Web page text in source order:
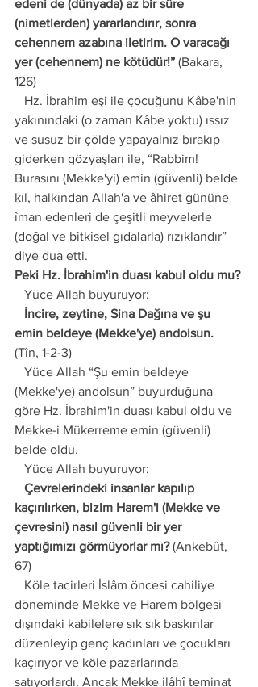
edeni de (dünyada) az bir süre
(nimetlerden) yararlandırır, sonra
cehennem azabına iletirim. O varacağı
yer (cehennem) ne kötüdür!” (Bakara,
126)
yakınındaki (o zaman Kâbe yoktu) ıssız
ve susuz bir çölde yapayalnız bırakıp
giderken gözyaşları ile, “Rabbim!
Burasını (Mekke'yi) emin (güvenli) belde
kıl, halkından Allah'a ve âhiret gününe
îman edenleri de çeşitli meyvelerle
(doğal ve bitkisel gıdalarla) rızıklandır”
diye dua etti.
Peki Hz. İbrahim'in duası kabul oldu mu?
   Yüce Allah buyuruyor:
emin beldeye (Mekke'ye) andolsun.
(Tîn, 1-2-3)
(Mekke'ye) andolsun” buyurduğuna
göre Hz. İbrahim'in duası kabul oldu ve
Mekke-i Mükerreme emin (güvenli)
belde oldu.
   Yüce Allah buyuruyor:
kaçırılırken, bizim Harem'i (Mekke ve
çevresini) nasıl güvenli bir yer
yaptığımızı görmüyorlar mı? (Ankebût,
67)
döneminde Mekke ve Harem bölgesi
dışındaki kabilelere sık sık baskınlar
düzenleyip genç kadınları ve çocukları
kaçırıyor ve köle pazarlarında
satıyorlardı. Ancak Mekke ilâhî teminat